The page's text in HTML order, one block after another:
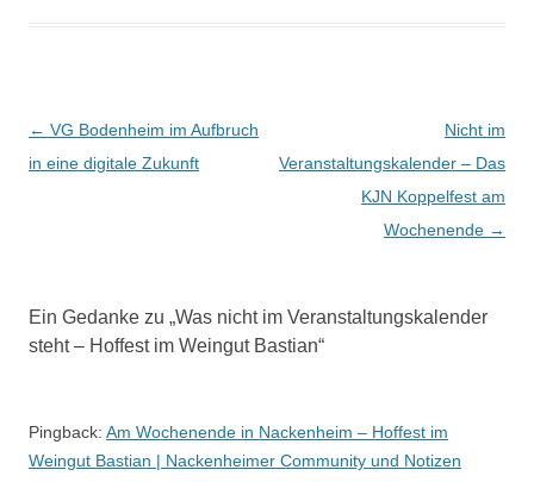
Beitrags-
Navigation
← VG Bodenheim im Aufbruch
in eine digitale Zukunft
Nicht im
Veranstaltungskalender – Das
KJN Koppelfest am
Wochenende →
Ein Gedanke zu „Was nicht im Veranstaltungskalender
steht – Hoffest im Weingut Bastian“
Pingback: Am Wochenende in Nackenheim – Hoffest im
Weingut Bastian | Nackenheimer Community und Notizen